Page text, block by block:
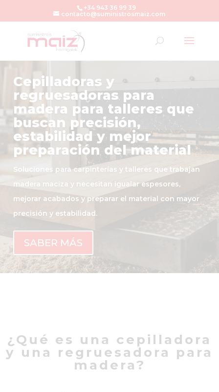
+34 943 36 99 39
contacto@suministrosmaiz.com
Cepilladoras y
regruesadoras para
madera para talleres que
buscan precisión,
estabilidad y mejor
preparación del material
Soluciones para carpinterías y talleres que trabajan
madera maciza y necesitan igualar espesores,
mejorar acabados y preparar el material con mayor
precisión y estabilidad.
SABER MÁS
¿Qué es una cepilladora
y una regruesadora para
madera?